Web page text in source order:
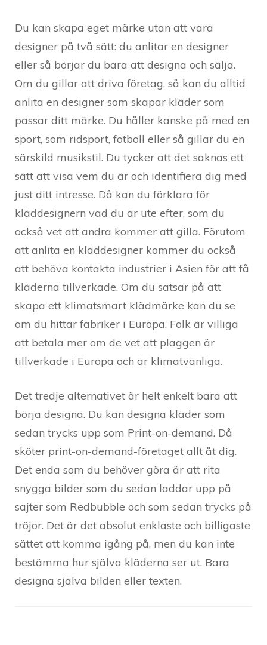
Du kan skapa eget märke utan att vara
designer på två sätt: du anlitar en designer
eller så börjar du bara att designa och sälja.
Om du gillar att driva företag, så kan du alltid
anlita en designer som skapar kläder som
passar ditt märke. Du håller kanske på med en
sport, som ridsport, fotboll eller så gillar du en
särskild musikstil. Du tycker att det saknas ett
sätt att visa vem du är och identifiera dig med
just ditt intresse. Då kan du förklara för
kläddesignern vad du är ute efter, som du
också vet att andra kommer att gilla. Förutom
att anlita en kläddesigner kommer du också
att behöva kontakta industrier i Asien för att få
kläderna tillverkade. Om du satsar på att
skapa ett klimatsmart klädmärke kan du se
om du hittar fabriker i Europa. Folk är villiga
att betala mer om de vet att plaggen är
tillverkade i Europa och är klimatvänliga.
Det tredje alternativet är helt enkelt bara att
börja designa. Du kan designa kläder som
sedan trycks upp som Print-on-demand. Då
sköter print-on-demand-företaget allt åt dig.
Det enda som du behöver göra är att rita
snygga bilder som du sedan laddar upp på
sajter som Redbubble och som sedan trycks på
tröjor. Det är det absolut enklaste och billigaste
sättet att komma igång på, men du kan inte
bestämma hur själva kläderna ser ut. Bara
designa själva bilden eller texten.